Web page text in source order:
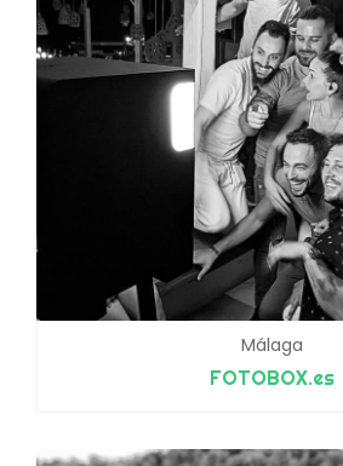
Málaga
FOTOBOX.es